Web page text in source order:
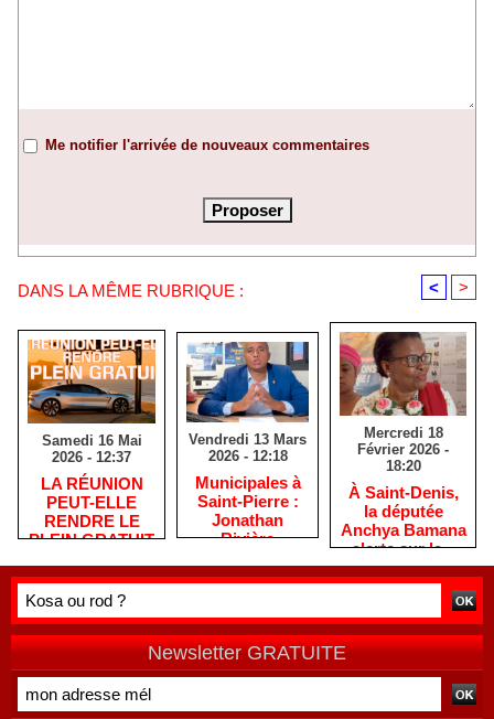
Me notifier l'arrivée de nouveaux commentaires
DANS LA MÊME RUBRIQUE : < >
Samedi 16 Mai
2026 - 12:37
​LA RÉUNION
PEUT-ELLE
RENDRE LE
PLEIN GRATUIT
Vendredi 13 Mars
2026 - 12:18
​Municipales à
Saint-Pierre :
Jonathan
Rivière
habitants après
de terrain
Mercredi 18
Février 2026 -
18:20
​À Saint-Denis,
la députée
Anchya Bamana
alerte sur la «
double peine »
vécue par
Newsletter GRATUITE